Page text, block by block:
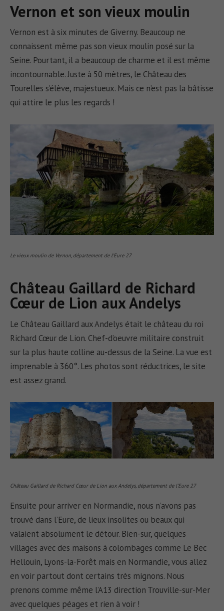
Vernon et son vieux moulin
Vernon est à six minutes de Giverny. Beaucoup ne
connaissent même pas son vieux moulin posé sur la
Seine. Pourtant, il a beaucoup de charme et il est même
incontournable. Juste à 50 mètres, le Château des
Tourelles s’élève, majestueux. Mais ce n’est pas la bâtisse
qui attire le plus les regards !
Le vieux moulin de Vernon, département de l’Eure 27
Château Gaillard de Richard
Cœur de Lion aux Andelys
Le Château Gaillard aux Andelys était le château du roi
Richard Cœur de Lion. Chef-d’oeuvre militaire construit
sur la plus haute colline au-dessus de la Seine. La vue est
imprenable à 360°. Les photos sont réductrices, le site
est assez grand.
Château Gaillard de Richard Cœur de Lion aux Andelys, département de l’Eure 27
Ensuite pour arriver en Normandie, nous n’avons pas
trouvé dans l’Eure, de lieux insolites ou beaux qui
valaient absolument le détour. Bien-sur, quelques
villages avec des maisons à colombages comme Le Bec
Hellouin, Lyons-la-Forêt mais en Normandie, vous allez
en voir partout dont certains très mignons. Nous
prenons comme même l’A13 direction Trouville-sur-Mer
avec quelques péages et rien à voir !